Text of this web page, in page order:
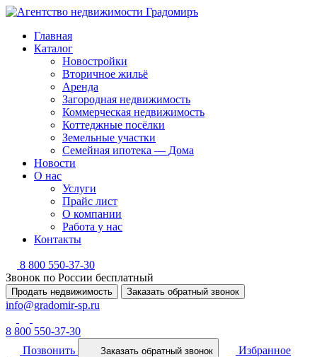
Главная
Каталог
Новостройки
Вторичное жильё
Аренда
Загородная недвижимость
Коммерческая недвижимость
Коттеджные посёлки
Земельные участки
Семейная ипотека — Дома
Новости
О нас
Услуги
Прайс лист
О компании
Работа у нас
Контакты
8 800 550-37-30
Звонок по России бесплатный
Продать недвижимость Заказать обратный звонок
info@gradomir-sp.ru
8 800 550-37-30
Позвонить
Заказать обратный звонок Избранное